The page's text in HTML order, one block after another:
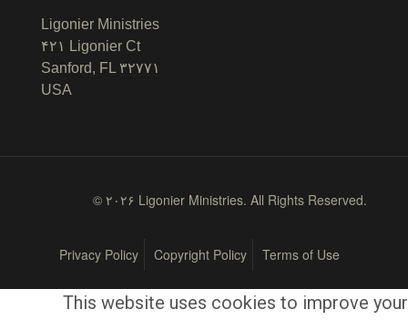
Ligonier Ministries
۴۲۱ Ligonier Ct
Sanford, FL ۳۲۷۷۱
USA
© ۲۰۲۶ Ligonier Ministries. All Rights Reserved.
Terms of Use
Copyright Policy
Privacy Policy
This website uses cookies to improve your